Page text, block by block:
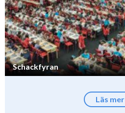
Schackfyran
Läs mer